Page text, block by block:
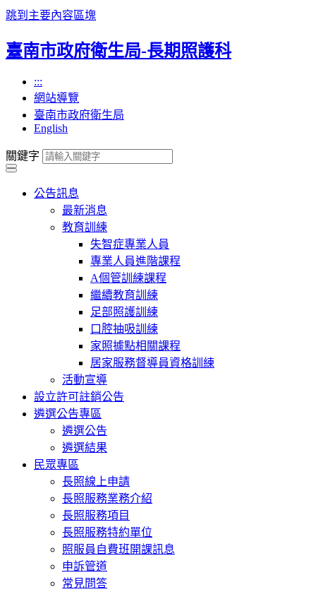
跳到主要內容區塊
臺南市政府衛生局-長期照護科
:::
網站導覽
臺南市政府衛生局
English
關鍵字
公告訊息
最新消息
教育訓練
失智症專業人員
專業人員進階課程
A個管訓練課程
繼續教育訓練
足部照護訓練
口腔抽吸訓練
家照據點相關課程
居家服務督導員資格訓練
活動宣導
設立許可註銷公告
遴選公告專區
遴選公告
遴選結果
民眾專區
長照線上申請
長照服務業務介紹
長照服務項目
長照服務特約單位
照服員自費班開課訊息
申訴管道
常見問答